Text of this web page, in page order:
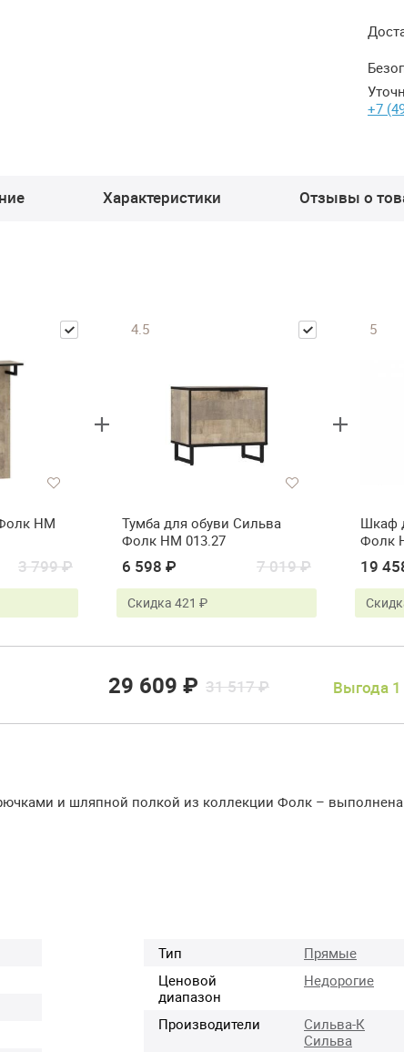
+7
Характеристики Отзывы о
НМ
3 799 ₽
4.5
Тумба для обуви Сильва
Фолк НМ 013.27
6 598 ₽ 7 019 ₽
Скидка 421 ₽
5
Шкаф
Фолк
19
29 609 ₽ 31 517 ₽ Выгода
и шляпной полкой из коллекции Фолк –
Тип
Прямые
Ценовой
диапазон
Недорогие
Производители
Сильва-К
Сильва